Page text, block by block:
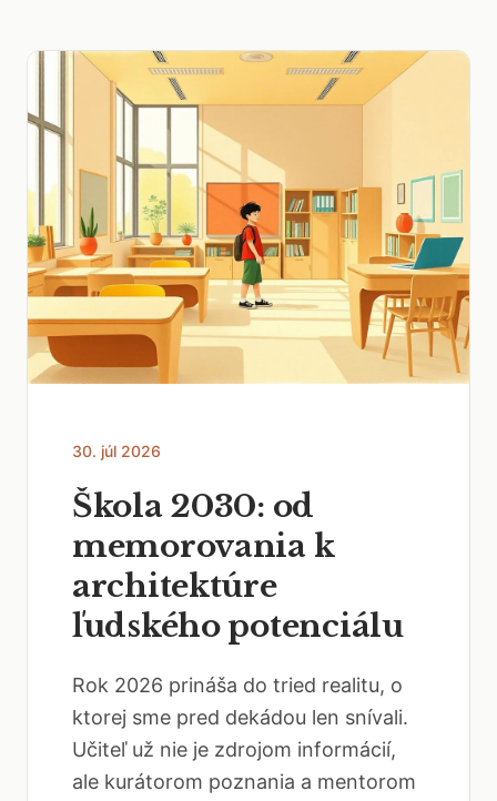
30. júl 2026
Škola 2030: od
memorovania k
architektúre
ľudského potenciálu
Rok 2026 prináša do tried realitu, o
ktorej sme pred dekádou len snívali.
Učiteľ už nie je zdrojom informácií,
ale kurátorom poznania a mentorom